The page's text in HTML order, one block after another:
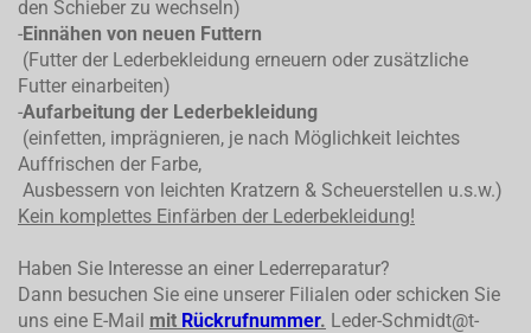
den Schieber zu wechseln)
-Einnähen von neuen Futtern
(Futter der Lederbekleidung erneuern oder zusätzliche
Futter einarbeiten)
-Aufarbeitung der Lederbekleidung
(einfetten, imprägnieren, je nach Möglichkeit leichtes
Auffrischen der Farbe,
Ausbessern von leichten Kratzern & Scheuerstellen u.s.w.)
Kein komplettes Einfärben der Lederbekleidung!
Haben Sie Interesse an einer Lederreparatur?
Dann besuchen Sie eine unserer Filialen oder schicken Sie
uns eine E-Mail mit Rückrufnummer. Leder-Schmidt@t-